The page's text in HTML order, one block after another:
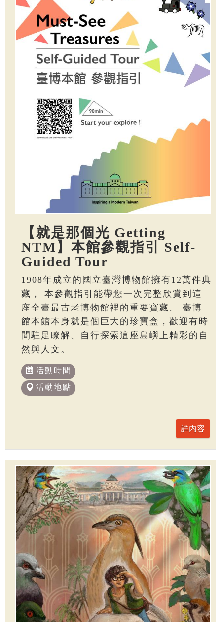
【就是那個光 Getting
NTM】本館參觀指引 Self-
Guided Tour
1908年成立的國立臺灣博物館擁有12萬件典
藏， 本參觀指引能帶您一次完整欣賞到這
座全臺最古老博物館裡的重要寶藏。 臺博
館本館本身就是個巨大的珍寶盒，歡迎有時
間駐足瞭解、自行探索這座島嶼上精彩的自
然與人文。
活動時間
活動地點